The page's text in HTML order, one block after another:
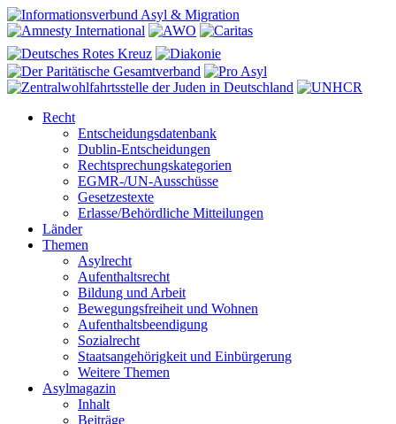
Recht
Entscheidungsdatenbank
Dublin-Entscheidungen
Rechtsprechungskategorien
EGMR-/UN-Ausschüsse
Gesetzestexte
Erlasse/Behördliche Mitteilungen
Länder
Themen
Asylrecht
Aufenthaltsrecht
Bildung und Arbeit
Bewegungsfreiheit und Wohnen
Aufenthaltsbeendigung
Sozialrecht
Staatsangehörigkeit und Einbürgerung
Weitere Themen
Asylmagazin
Inhalt
Beiträge